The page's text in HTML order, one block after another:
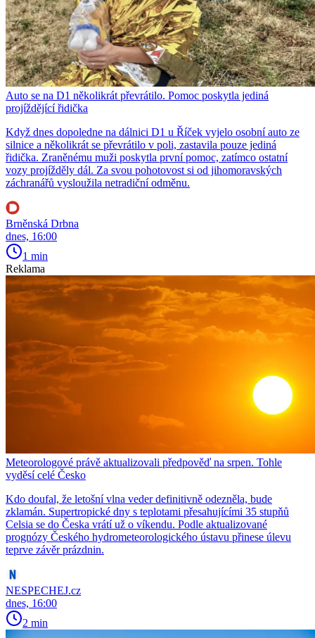
Auto se na D1 několikrát převrátilo. Pomoc poskytla jediná
projíždějící řidička
Když dnes dopoledne na dálnici D1 u Říček vyjelo osobní auto ze
silnice a několikrát se převrátilo v poli, zastavila pouze jediná
řidička. Zraněnému muži poskytla první pomoc, zatímco ostatní
vozy projížděly dál. Za svou pohotovost si od jihomoravských
záchranářů vysloužila netradiční odměnu.
Brněnská Drbna
dnes, 16:00
1 min
Reklama
Meteorologové právě aktualizovali předpověď na srpen. Tohle
vyděsí celé Česko
Kdo doufal, že letošní vlna veder definitivně odezněla, bude
zklamán. Supertropické dny s teplotami přesahujícími 35 stupňů
Celsia se do Česka vrátí už o víkendu. Podle aktualizované
prognózy Českého hydrometeorologického ústavu přinese úlevu
teprve závěr prázdnin.
NESPECHEJ.cz
dnes, 16:00
2 min